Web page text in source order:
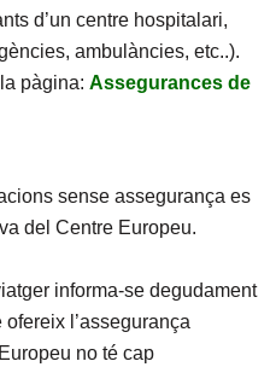
d’un centre hospitalari,
ambulàncies, etc..).
pàgina: Assegurances de
sense assegurança es
del Centre Europeu.
informa-se degudament
ofereix l’assegurança
no té cap